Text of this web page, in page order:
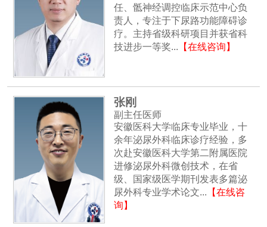
任、骶神经调控临床示范中心负
责人，专注于下尿路功能障碍诊
疗。主持省级科研项目并获省科
技进步一等奖... 【在线咨询】
张刚
副主任医师
安徽医科大学临床专业毕业，十
余年泌尿外科临床诊疗经验，多
次赴安徽医科大学第二附属医院
进修泌尿外科微创技术，在省
级、国家级医学期刊发表多篇泌
尿外科专业学术论文... 【在线咨
询】